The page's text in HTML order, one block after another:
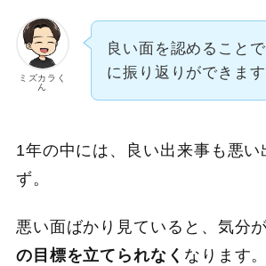
ミズカラく
ん
良い面を認めること
に振り返りができます
1年の中には、良い出来事も悪い
ず。
悪い面ばかり見ていると、気分
の目標を立てられなく なります。